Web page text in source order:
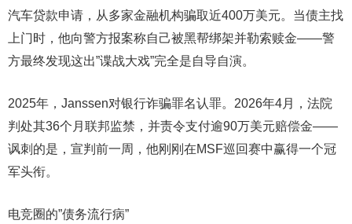
汽车贷款申请，从多家金融机构骗取近400万美元。当债主找
上门时，他向警方报案称自己被黑帮绑架并勒索赎金——警
方最终发现这出”谍战大戏”完全是自导自演。
2025年，Janssen对银行诈骗罪名认罪。2026年4月，法院
判处其36个月联邦监禁，并责令支付逾90万美元赔偿金——
讽刺的是，宣判前一周，他刚刚在MSF巡回赛中赢得一个冠
军头衔。
电竞圈的”债务流行病”